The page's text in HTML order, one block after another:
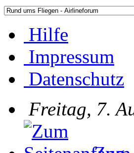
Hilfe
Impressum
Datenschutz
Freitag, 7.